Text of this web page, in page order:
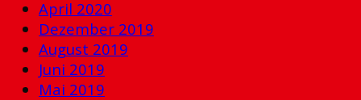
April 2020
Dezember 2019
August 2019
Juni 2019
Mai 2019